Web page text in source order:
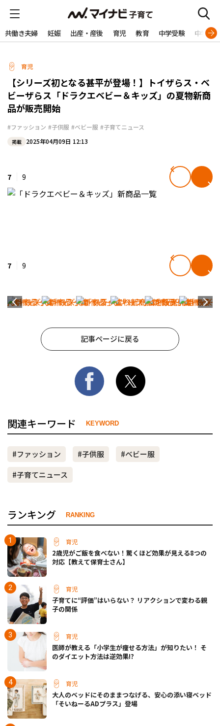
共働き夫婦 妊娠 出産・産後 育児 教育 中学受験 中学生
育児
【シリーズ初となる甚平が登場！】トイザらス・ベ
ビーザらス「ドラクエベビー＆キッズ」の夏物新商
品が販売開始
#ファッション #子供服 #ベビー服 #子育てニュース
掲載 2025年04月09日 12:13
7 9
7 9
記事ページに戻る
関連キーワード KEYWORD
#ファッション #子供服
#ベビー服
#子育てニュース
ランキング RANKING
育児
2歳児がご飯を食べない！驚くほど効果が見える8つの
対応【教えて保育士さん】
育児
子育てに“評価”はいらない？ リアクションで変わる親
子の関係
育児
医師が教える「小学生が痩せる方法」が知りたい！ そ
のダイエット方法は逆効果!?
育児
大人のベッドにそのままつなげる、安心の添い寝ベッド
「そいねーるADプラス」登場